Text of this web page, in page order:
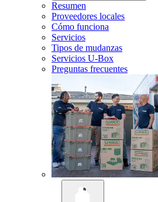
Resumen
Proveedores locales
Cómo funciona
Servicios
Tipos de mudanzas
Servicios U-Box
Preguntas frecuentes